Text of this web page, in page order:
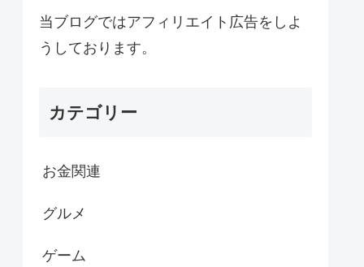
当ブログではアフィリエイト広告をしよ
うしております。
カテゴリー
お金関連
グルメ
ゲーム